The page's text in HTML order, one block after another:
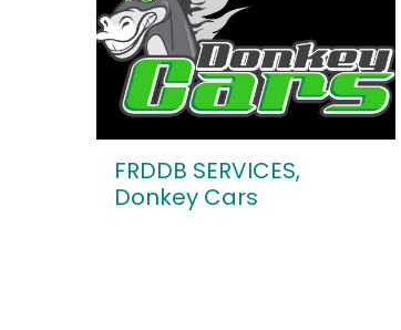
FRDDB SERVICES,
Donkey Cars